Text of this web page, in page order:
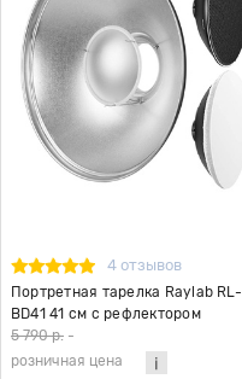
4 отзывов
Портретная тарелка Raylab RL-
BD41 41 см с рефлектором
5 790 р. -
розничная цена